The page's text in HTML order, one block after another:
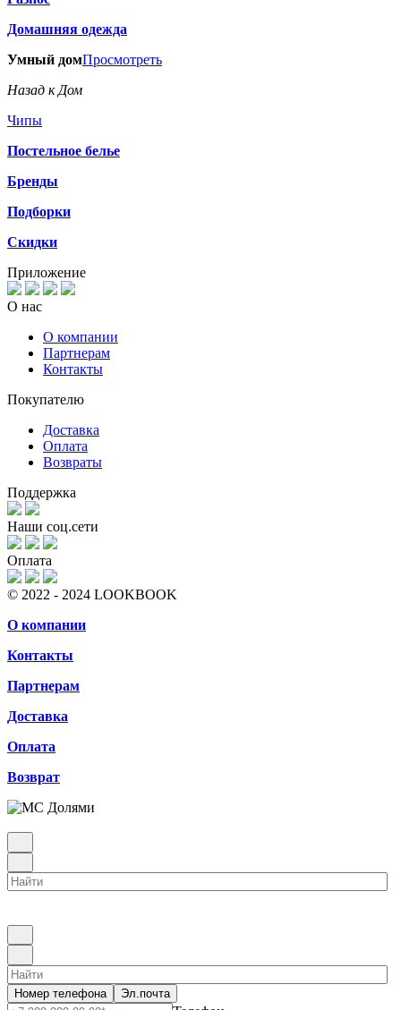
Домашняя одежда
Умный домПросмотреть
Назад к Дом
Чипы
Постельное белье
Бренды
Подборки
Скидки
Приложение
О нас
О компании
Партнерам
Контакты
Покупателю
Доставка
Оплата
Возвраты
Поддержка
Наши соц.сети
Оплата
© 2022 - 2024 LOOKBOOK
О компании
Контакты
Партнерам
Доставка
Оплата
Возврат
Номер телефона Эл.почта